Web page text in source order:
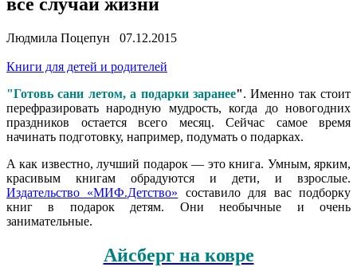
Людмила Поцепун 07.12.2015
Книги для детей и родителей
"Готовь сани летом, а подарки заранее". Именно так стоит
перефразировать народную мудрость, когда до новогодних
праздников остается всего месяц. Сейчас самое время
начинать подготовку, например, подумать о подарках.
А как известно, лучший подарок — это книга. Умным, ярким,
красивым книгам обрадуются и дети, и взрослые.
Издательство «МИФ.Детство» составило для вас подборку
книг в подарок детям. Они необычные и очень
занимательные.
Айсберг на ковре